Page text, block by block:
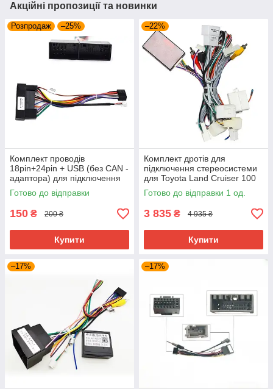
Акційні пропозиції та новинки
Розпродаж –25%
Комплект проводів
18pin+24pin + USB (без CAN -
адаптора) для підключення
магнітоли Hyundai/KIA
Готово до відправки
150 ₴ 200 ₴
Купити
–22%
Комплект дротів для
підключення стереосистеми
для Toyota Land Cruiser 100
1999-2007 Lexus LX 1998-
2007
Готово до відправки 1 од.
3 835 ₴ 4 935 ₴
Купити
–17% –17%